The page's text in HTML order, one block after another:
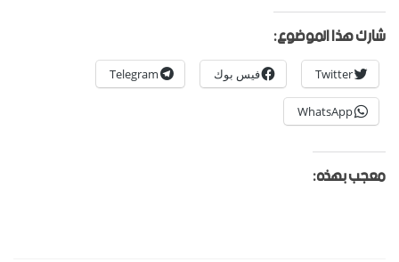
شارك هذا الموضوع:
Twitter فيس بوك Telegram
WhatsApp
معجب بهذه: